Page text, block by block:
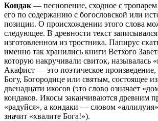
Кондак — песнопение, сходное с
его по содержанию с богословской или
позиции. О происхождении этого слова
следующее. В древности текст
изготовленном из тростника. Папирус
именно так хранились книги Ветхого
которую накручивали свиток, называлась
Акафист — это поэтическое
Богу, Богородице или святым, состоящее
двенадцати икосов (это слово означает
кондаков. Икосы заканчиваются древним
«радуйся», а кондаки — словом
значит «хвалите Бога!»).